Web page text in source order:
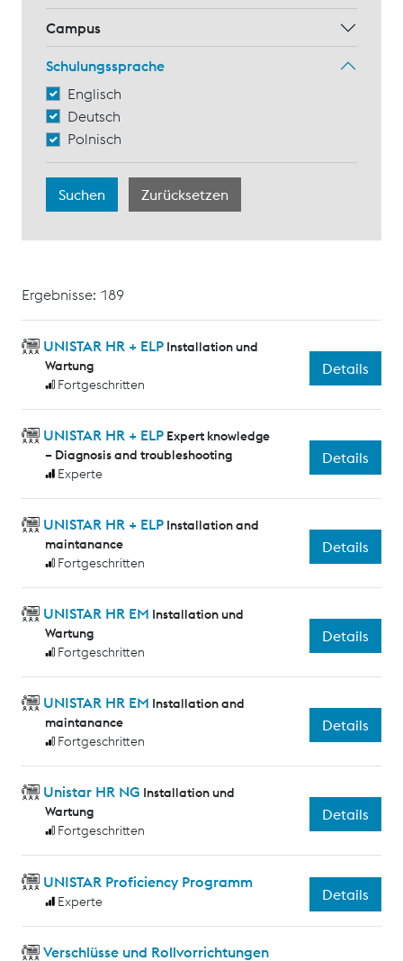
Campus
Schulungssprache
Englisch
Deutsch
Polnisch
Ergebnisse: 189
UNISTAR HR + ELP Installation und
Wartung
Fortgeschritten
Details
UNISTAR HR + ELP Expert knowledge
– Diagnosis and troubleshooting
Experte
Details
UNISTAR HR + ELP Installation and
maintanance
Fortgeschritten
Details
UNISTAR HR EM Installation und
Wartung
Fortgeschritten
Details
UNISTAR HR EM Installation and
maintanance
Fortgeschritten
Details
Unistar HR NG Installation und
Wartung
Fortgeschritten
Details
UNISTAR Proficiency Programm
Experte Details
Verschlüsse und Rollvorrichtungen